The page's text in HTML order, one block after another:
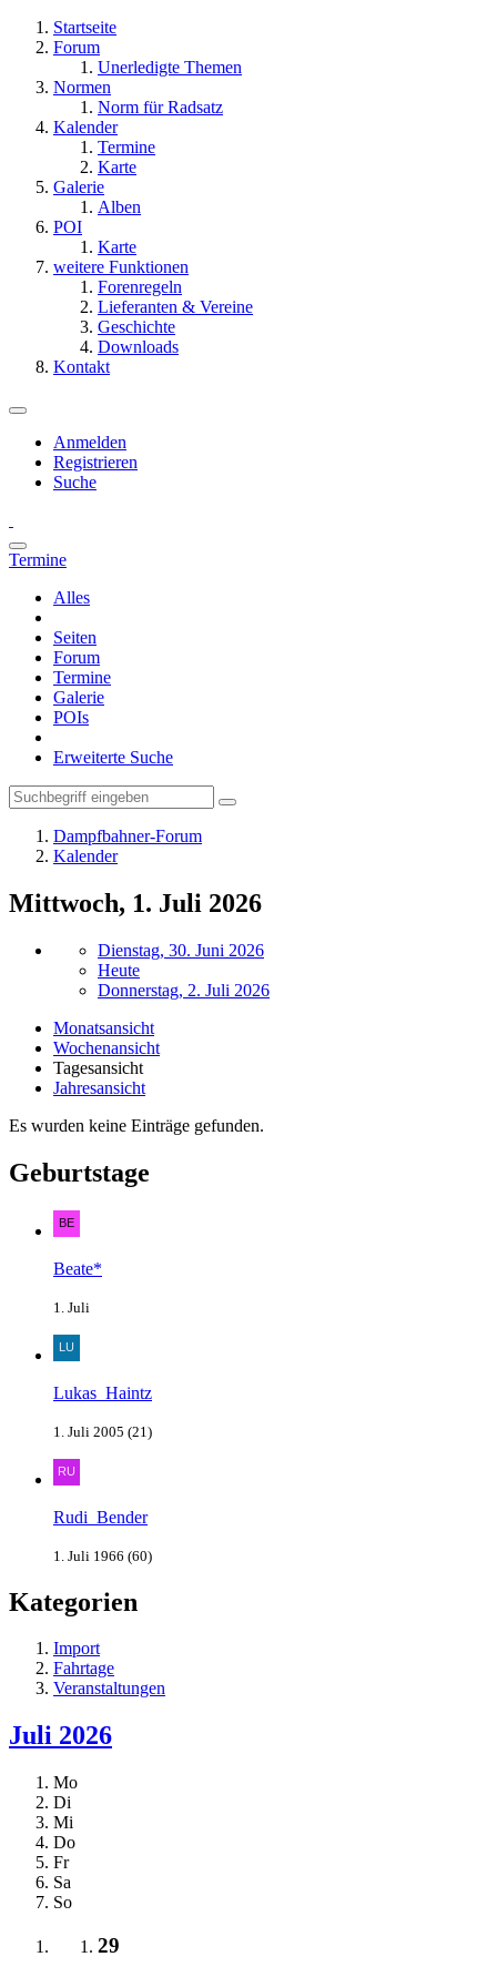
Startseite
Forum
Unerledigte Themen
Normen
Norm für Radsatz
Kalender
Termine
Karte
Galerie
Alben
POI
Karte
weitere Funktionen
Forenregeln
Lieferanten & Vereine
Geschichte
Downloads
Kontakt
Anmelden
Registrieren
Suche
Termine
Alles
Seiten
Forum
Termine
Galerie
POIs
Erweiterte Suche
Dampfbahner-Forum
Kalender
Mittwoch, 1. Juli 2026
Dienstag, 30. Juni 2026
Heute
Donnerstag, 2. Juli 2026
Monatsansicht
Wochenansicht
Tagesansicht
Jahresansicht
Es wurden keine Einträge gefunden.
Geburtstage
Beate*
1. Juli
Lukas_Haintz
1. Juli 2005 (21)
Rudi_Bender
1. Juli 1966 (60)
Kategorien
Import
Fahrtage
Veranstaltungen
Juli 2026
Mo
Di
Mi
Do
Fr
Sa
So
29